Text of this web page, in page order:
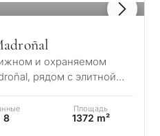
и охраняемом
рядом с элитной
8
Площадь
1372 m²